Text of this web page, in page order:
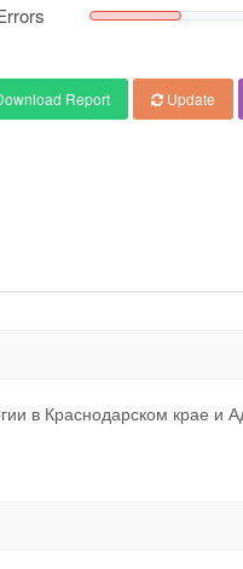
Report Update
в Краснодарском крае и